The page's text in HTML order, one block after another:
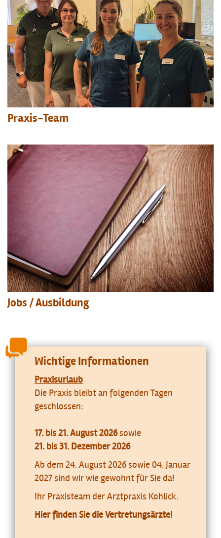
IGeL-Leistungen
Praxis-Team
Jobs / Ausbildung
Wichtige Informationen
Praxisurlaub
Die Praxis bleibt an folgenden Tagen
geschlossen:
17. bis 21. August 2026sowie
21. bis 31. Dezember 2026
Ab dem 24. August 2026 sowie 04. Januar
2027 sind wir wie gewohnt für Sie da!
Ihr Praxisteam der Arztpraxis Kohlick.
Hier finden Sie die Vertretungsärzte!